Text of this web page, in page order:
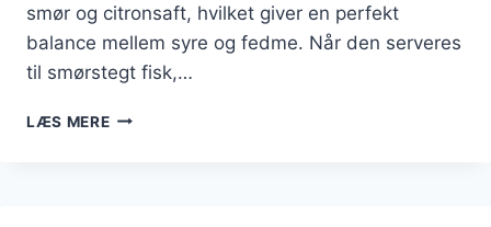
smør og citronsaft, hvilket giver en perfekt
balance mellem syre og fedme. Når den serveres
til smørstegt fisk,…
LÆS MEREHOLLANDAISE